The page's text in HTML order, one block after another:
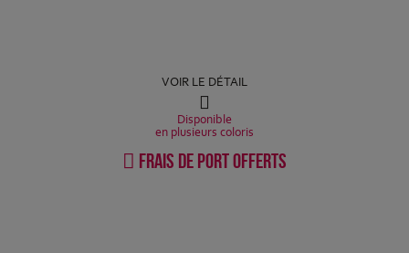
VOIR LE DÉTAIL
Disponible
en plusieurs coloris
Frais de port offerts